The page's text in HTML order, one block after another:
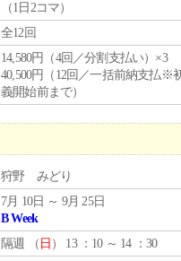
（1日2コマ）
全12回
14,580円（4回／分割支払い）×3
40,500円（12回／一括前納支払※
義開始前まで）
狩野 みどり
7月 10日 ～ 9月 25日
B Week
隔週 （ 日 ） 13 ：10 ～ 14 ：30